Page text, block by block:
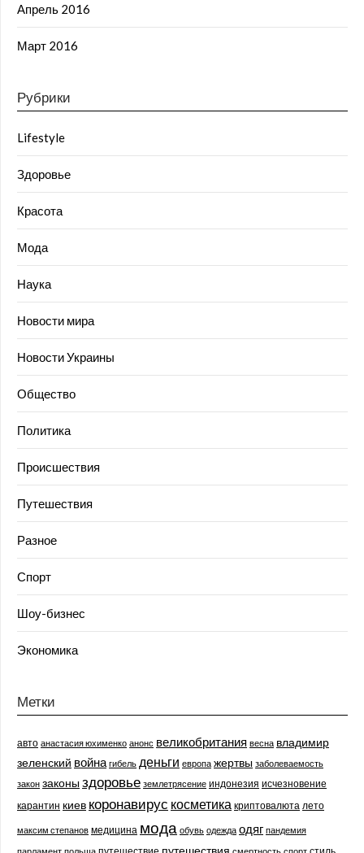
Апрель 2016
Март 2016
Рубрики
Lifestyle
Здоровье
Красота
Мода
Наука
Новости мира
Новости Украины
Общество
Политика
Происшествия
Путешествия
Разное
Спорт
Шоу-бизнес
Экономика
Метки
авто анастасия юхименко анонс великобритания весна владимир
зеленский война гибель деньги европа жертвы заболеваемость
закон законыздоровье землетрясение индонезия исчезновение
карантин киев коронавирус косметика криптовалюта лето
максим степанов медицина мода обувь одежда одяг пандемия
парламент польша путешествия смертность спорт